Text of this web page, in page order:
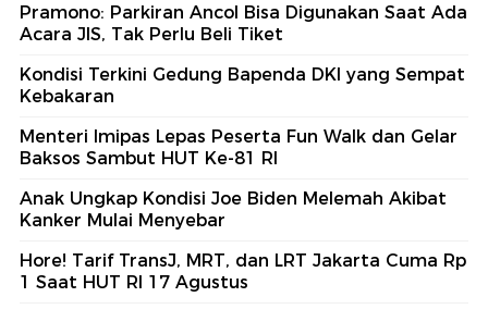
Pramono: Parkiran Ancol Bisa Digunakan Saat Ada
Acara JIS, Tak Perlu Beli Tiket
Kondisi Terkini Gedung Bapenda DKI yang Sempat
Kebakaran
Menteri Imipas Lepas Peserta Fun Walk dan Gelar
Baksos Sambut HUT Ke-81 RI
Anak Ungkap Kondisi Joe Biden Melemah Akibat
Kanker Mulai Menyebar
Hore! Tarif TransJ, MRT, dan LRT Jakarta Cuma Rp
1 Saat HUT RI 17 Agustus